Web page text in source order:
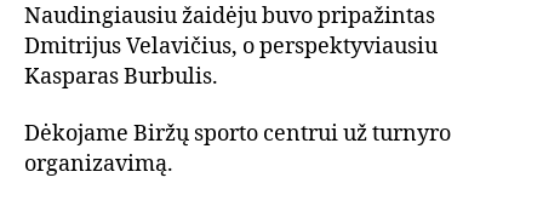
Naudingiausiu žaidėju buvo pripažintas
Dmitrijus Velavičius, o perspektyviausiu
Kasparas Burbulis.
Dėkojame Biržų sporto centrui už turnyro
organizavimą.